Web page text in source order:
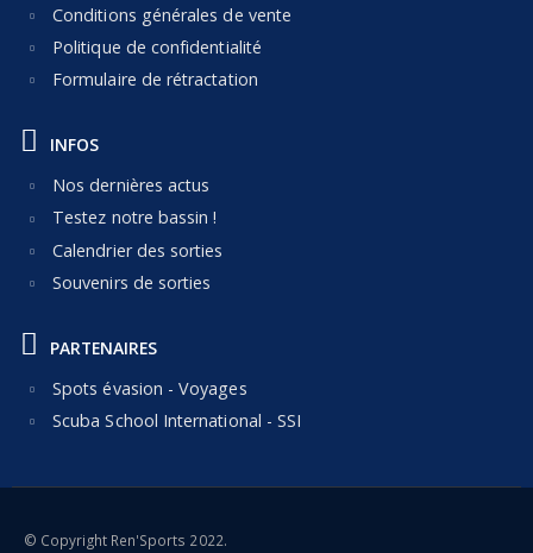
Conditions générales de vente
Politique de confidentialité
Formulaire de rétractation
INFOS
Nos dernières actus
Testez notre bassin !
Calendrier des sorties
Souvenirs de sorties
PARTENAIRES
Spots évasion - Voyages
Scuba School International - SSI
© Copyright Ren'Sports 2022.